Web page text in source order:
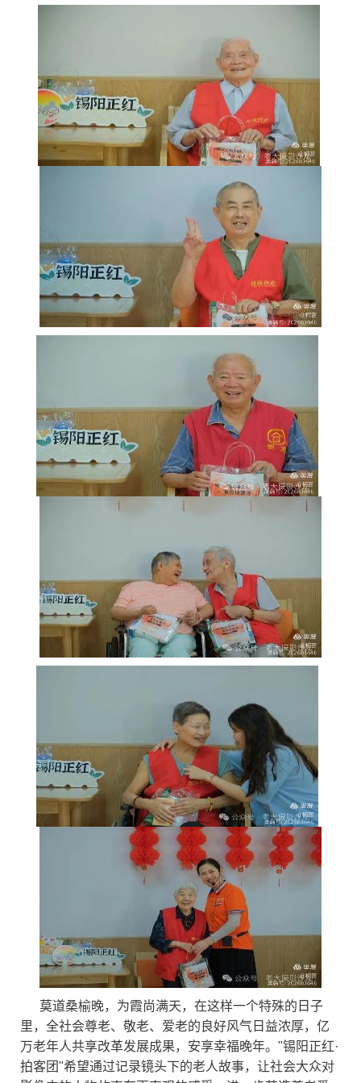
莫道桑榆晚，为霞尚满天，在这样一个特殊的日子
里，全社会尊老、敬老、爱老的良好风气日益浓厚，亿
万老年人共享改革发展成果，安享幸福晚年。"锡阳正红·
拍客团"希望通过记录镜头下的老人故事，让社会大众对